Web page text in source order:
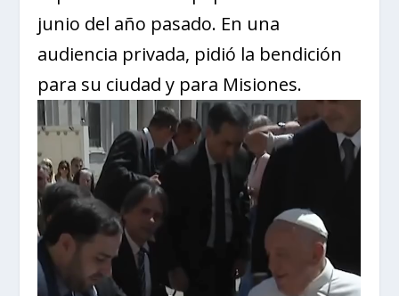
junio del año pasado. En una
audiencia privada, pidió la bendición
para su ciudad y para Misiones.